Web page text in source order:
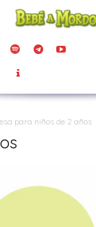
para niños de 2 años